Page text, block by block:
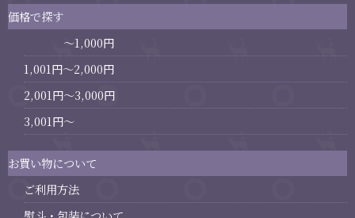
価格で探す
～1,000円
1,001円～2,000円
2,001円～3,000円
3,001円～
お買い物について
ご利用方法